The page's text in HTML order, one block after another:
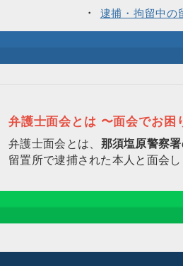
逮捕・拘留中の
弁護士面会とは 〜面会でお困
弁護士面会とは、 那須塩原警察
留置所で逮捕された本人と面会